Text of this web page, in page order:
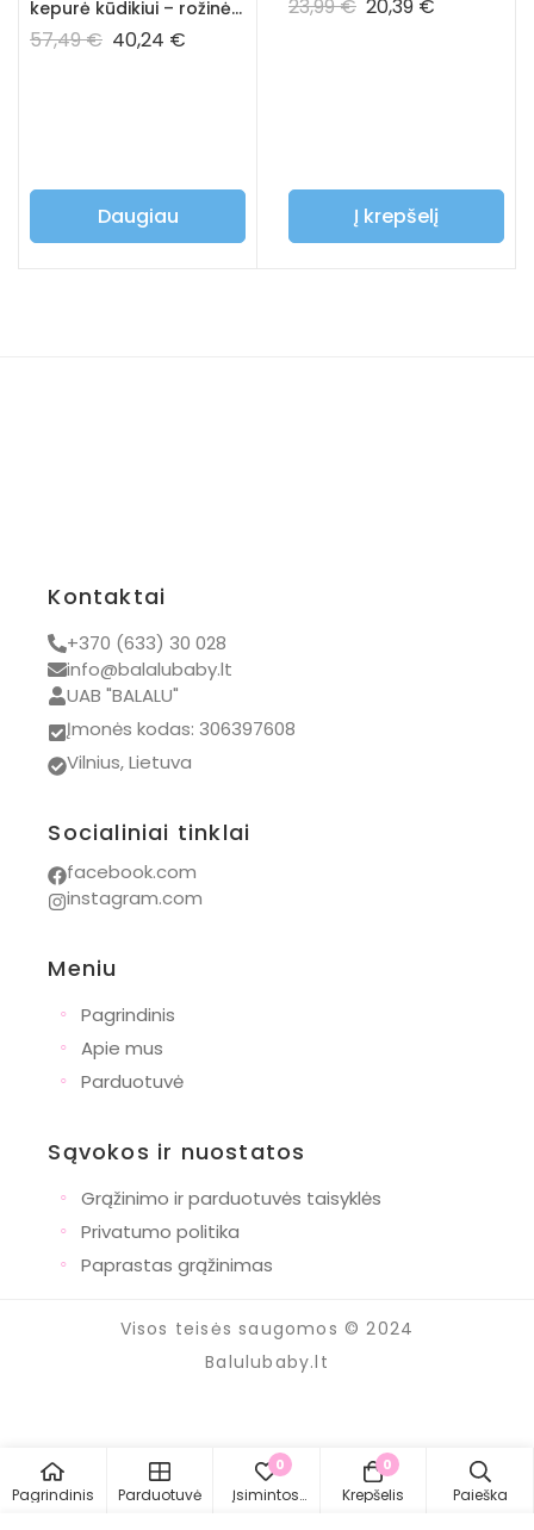
kepurė kūdikiui – rožinė
spalva
57,49€ 40,24 €
Daugiau
23,99€ 20,39 €
Į krepšelį
Kontaktai
+370 (633) 30 028
info@balalubaby.lt
UAB "BALALU"
Įmonės kodas: 306397608
Vilnius, Lietuva
Socialiniai tinklai
facebook.com
instagram.com
Meniu
◦
Pagrindinis
◦ Apie mus
◦ Parduotuvė
Sąvokos ir nuostatos
◦
Grąžinimo ir parduotuvės taisyklės
◦ Privatumo politika
◦ Paprastas grąžinimas
Visos teisės saugomos © 2024
Balulubaby.lt
Pagrindinis Parduotuvė
0
Įsimintos
0
Krepšelis Paieška